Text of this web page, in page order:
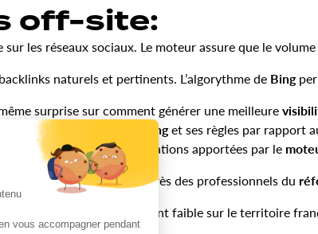
off-site:
les réseaux sociaux. Le moteur assure que le
naturels et pertinents. L’algorythme de Bing
surprise sur comment générer une meilleure
intéressant d’aborder
Binget ses règles par rapport
au niveau des recommandations apportées par le
une présence à l’esprit auprès des professionnels du
part de marché relativement faible sur le territoire